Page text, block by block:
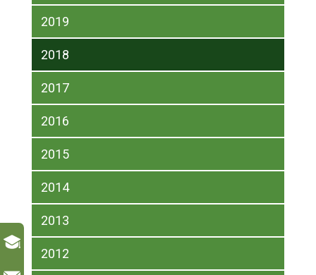
2019
2018
2017
2016
2015
2014
2013
2012